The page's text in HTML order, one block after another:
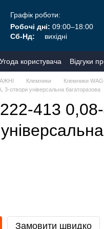
Графік роботи:
Робочі дні: 09:00–18:00
Сб-Нд:
вихідні
Угода користувача Відгуки
Клемники
Клемники
отвори універсальна багаторазова
413
Замовити швидко